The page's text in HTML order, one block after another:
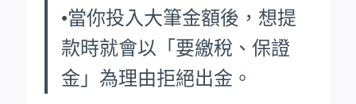
•當你投入大筆金額後，想提
款時就會以「要繳稅、保證
金」為理由拒絕出金。